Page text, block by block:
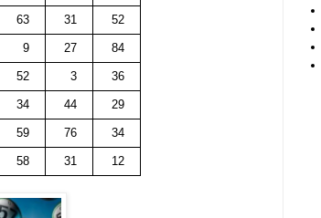
63 31 52
9 27 84
52 3 36
34 44 29
59 76 34
58 31 12